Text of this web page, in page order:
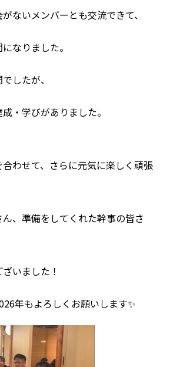
ないメンバーとも交流できて、
なりました。
したが、
・学びがありました。
わせて、さらに元気に楽しく頑張
、準備をしてくれた幹事の皆さ
いました！
年もよろしくお願いします✨